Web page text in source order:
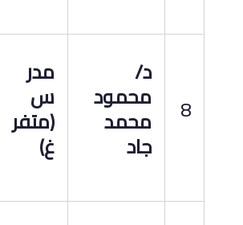
8
د/
محمود
محمد
جاد
مدر
س
(متفر
غ)